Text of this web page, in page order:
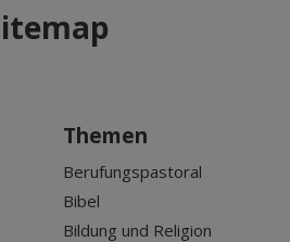
Themen
Berufungspastoral
Bibel
Bildung und Religion